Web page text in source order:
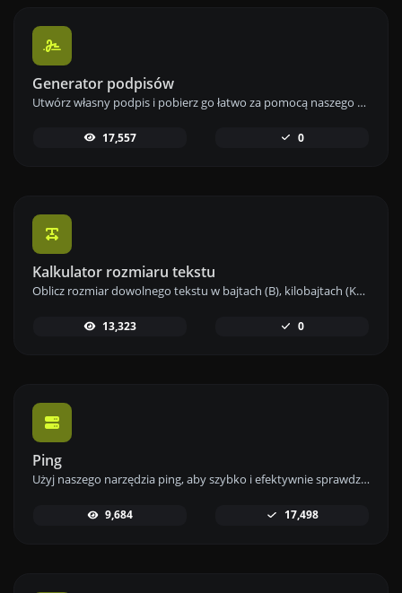
Generator podpisów
Utwórz własny podpis i pobierz go łatwo za pomocą naszego narzędzia do generowania podpisów dla spersonalizowanych e-podpisów.
17,557 0
Kalkulator rozmiaru tekstu
Oblicz rozmiar dowolnego tekstu w bajtach (B), kilobajtach (KB) lub megabajtach (MB) za pomocą naszego narzędzia do obliczania rozmiaru tekstu.
13,323 0
Ping
Użyj naszego narzędzia ping, aby szybko i efektywnie sprawdzić status i czas odpowiedzi dowolnej strony internetowej, serwera lub portu.
9,684 17,498